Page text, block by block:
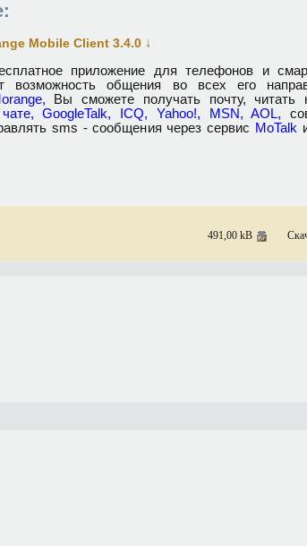
Mobile Client 3.4.0 ↓
приложение для телефонов и
возможность общения во всех его
Вы сможете получать почту, читать
чате, GoogleTalk, ICQ, Yahoo!, MSN, AOL,
sms - сообщения через сервис MoTalk
491,00 kB